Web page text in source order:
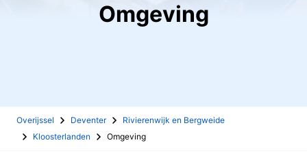
Omgeving
Overijssel Deventer
Rivierenwijk en Bergweide
Kloosterlanden
Omgeving